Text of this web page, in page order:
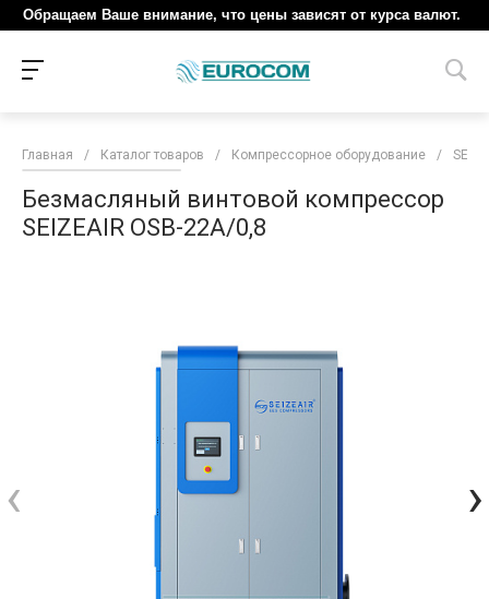
Обращаем Ваше внимание, что цены зависят от курса валют.
Главная / Каталог товаров / Компрессорное оборудование /
Безмасляный винтовой компрессор
SEIZEAIR OSB-22A/0,8
‹ ›